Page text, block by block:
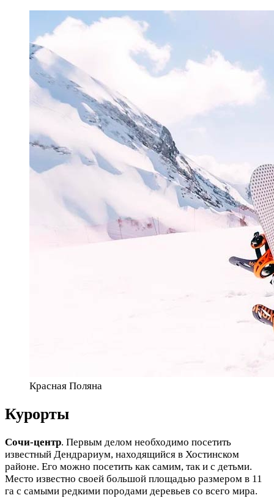
Красная Поляна
Курорты
Сочи-центр. Первым делом необходимо посетить
известный Дендрариум, находящийся в Хостинском
районе. Его можно посетить как самим, так и с детьми.
Место известно своей большой площадью размером в 11
га с самыми редкими породами деревьев со всего мира.